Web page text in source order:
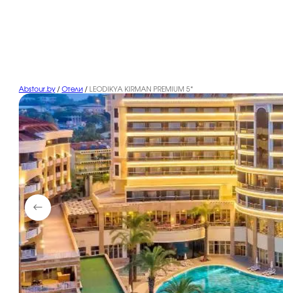
Abstour.by / Отели / LEODIKYA KIRMAN PREMIUM 5*